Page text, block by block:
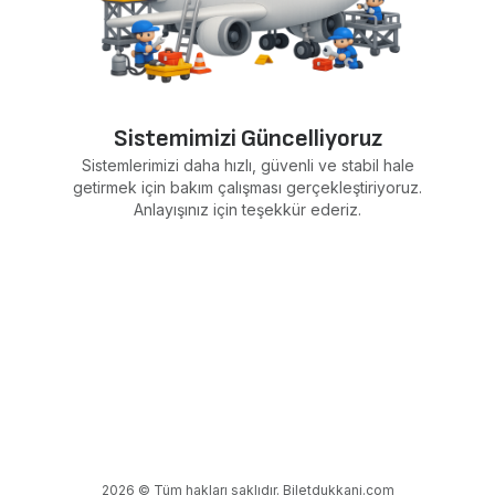
Sistemimizi Güncelliyoruz
Sistemlerimizi daha hızlı, güvenli ve stabil hale
getirmek için bakım çalışması gerçekleştiriyoruz.
Anlayışınız için teşekkür ederiz.
2026 © Tüm hakları saklıdır. Biletdukkani.com